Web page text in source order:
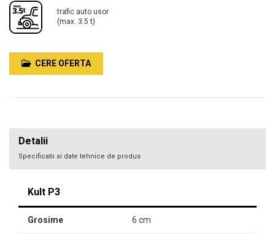
trafic auto usor
(max. 3.5 t)
CERE OFERTA
Detalii
Specificatii si date tehnice de produs
Kult P3
Grosime 6 cm